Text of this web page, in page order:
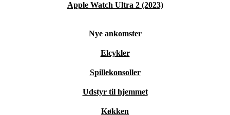
Apple Watch Ultra 2 (2023)
Nye ankomster
Elcykler
Spillekonsoller
Udstyr til hjemmet
Køkken